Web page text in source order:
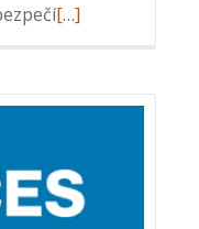
Read
firemní
informace
[…]